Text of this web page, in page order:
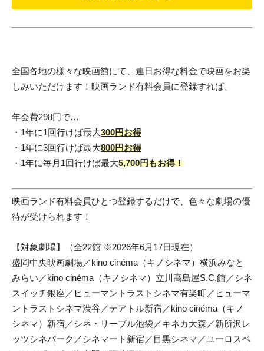
全国各地の様々な映画館にて、連日お得な料金で映画をお楽
しみいただけます！映画ランド有料会員に登録すれば、
年会費298円で…
・1年に1回行けば最大300円お得
・1年に3回行けば最大800円お得
・1年に毎月1回行けば最大5,700円もお得！
映画ランド有料会員ひとつ登録するだけで、色々な劇場の優
待が受けられます！
【対象劇場】（全22館 ※2026年6月17日現在）
盛岡中央映画劇場／kino cinéma（キノシネマ）横浜みなと
みらい／kino cinéma（キノシネマ）立川高島屋S.C.館／シネ
スイッチ銀座／ヒューマントラストシネマ有楽町／ヒューマ
ントラストシネマ渋谷／テアトル新宿／kino cinéma（キノ
シネマ）新宿／シネ・リーブル池袋／キネカ大森／新所沢レ
ッツシネパーク／シネマート新宿／目黒シネマ／ユーロスペ